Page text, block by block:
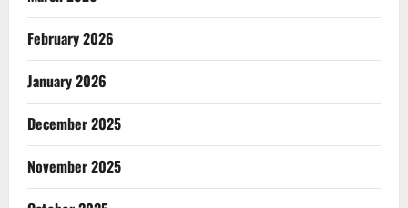
February 2026
January 2026
December 2025
November 2025